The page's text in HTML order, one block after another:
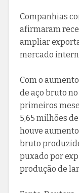
Companhias
afirmaram
ampliar
mercado
Com o
de aço bruto
primeiros
5,65 milhões
houve
bruto
puxado por
produção de